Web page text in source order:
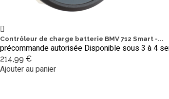
Contrôleur de charge batterie BMV 712 Smart -...
précommande autorisée Disponible sous 3 à 4
214,99 €
Ajouter au panier